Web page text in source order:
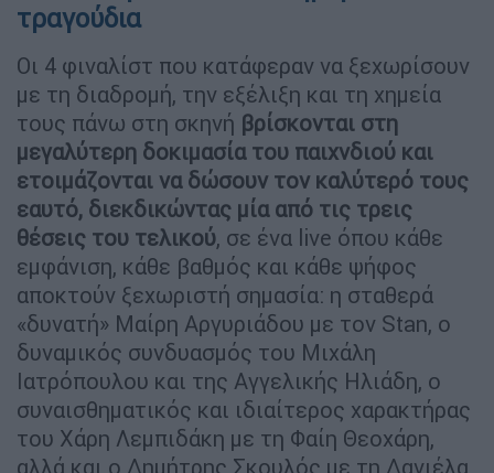
τραγούδια
Οι 4 φιναλίστ που κατάφεραν να ξεχωρίσουν
με τη διαδρομή, την εξέλιξη και τη χημεία
τους πάνω στη σκηνή βρίσκονται στη
μεγαλύτερη δοκιμασία του παιχνδιού και
ετοιμάζονται να δώσουν τον καλύτερό τους
εαυτό, διεκδικώντας μία από τις τρεις
θέσεις του τελικού, σε ένα live όπου κάθε
εμφάνιση, κάθε βαθμός και κάθε ψήφος
αποκτούν ξεχωριστή σημασία: η σταθερά
«δυνατή» Μαίρη Αργυριάδου με τον Stan, ο
δυναμικός συνδυασμός του Μιχάλη
Ιατρόπουλου και της Αγγελικής Ηλιάδη, ο
συναισθηματικός και ιδιαίτερος χαρακτήρας
του Χάρη Λεμπιδάκη με τη Φαίη Θεοχάρη,
αλλά και ο Δημήτρης Σκουλός με τη Δανιέλα